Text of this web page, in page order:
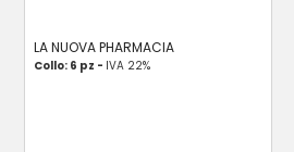
LA NUOVA PHARMACIA
Collo: 6 pz - IVA 22%